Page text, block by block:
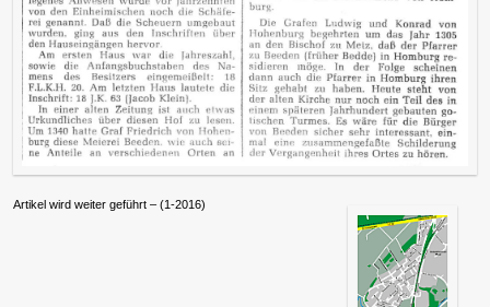
Artikel wird weiter geführt – (1-2016)